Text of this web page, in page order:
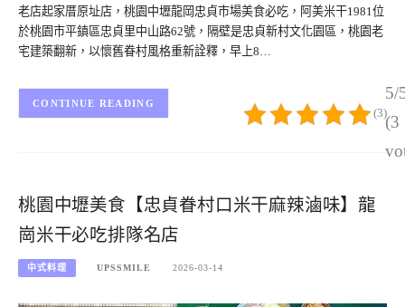
老店起家厝原址店，桃園中壢龍岡忠貞市場美食必吃，阿美米干1981位
於桃園市平鎮區忠貞里中山路62號，隔壁是忠貞新村文化園區，桃園老
宅建築翻新，以懷舊眷村風格重新詮釋，早上8…
5/
(3
(3)
CONTINUE READING
桃園中壢美食【忠貞眷村口米干麻辣滷味】龍
崗米干必吃排隊名店
中式料理 UPSSMILE 2026-03-14